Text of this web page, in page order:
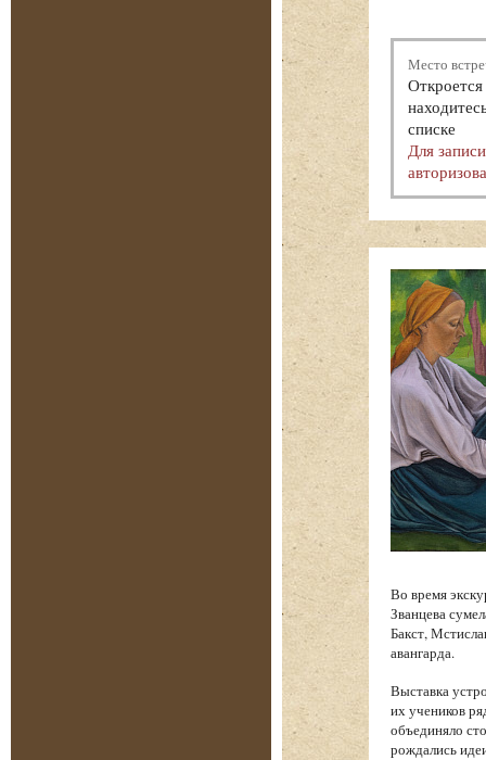
Место
списке
Для
Во время
Званцева
Бакст,
авангарда.
Выставка
их учеников
объединяло
рождались